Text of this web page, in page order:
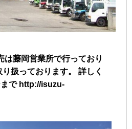
た検索条件
ログイン
は藤岡営業所で行っており
扱っております。 詳しく
で http://isuzu-